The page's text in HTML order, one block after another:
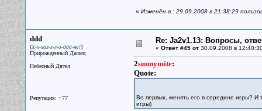
« Изменён в : 29.09.2008 в 21:38:29
ddd
[Х-х-хол-л-л-о-ддд-но!]
Прирожденный Джаец
Небесный Дятел
Репутация: +77
Re: Ja2v1.13: Вопросы,
« Ответ #45 от30.09.2008 в
2sunnymite:
Quote:
Во первых, менять его в середине игры? И
игры)